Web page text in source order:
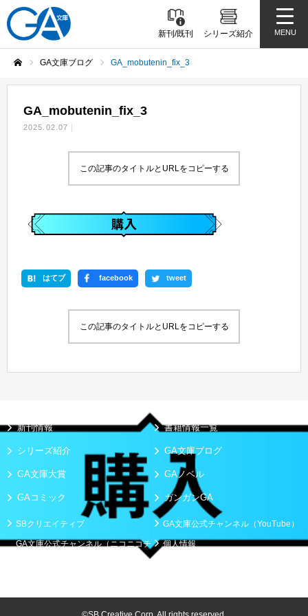
新刊/既刊 シリーズ紹介 MENU
GA文庫ブログ GA_mobutenin_fix_3
GA_mobutenin_fix_3
2025.02.07
この記事のタイトルとURLをコピーする
はてブ facebook tweet
この記事のタイトルとURLをコピーする
新刊情報 書籍情報一覧
シリーズ紹介 GA文庫ブログ
GA文庫大賞 GAノベル
GAコミック ガンガンGA
SBクリエイティブ GA文庫公式チャンネル（YouTube）
GA文庫公式チャンネル（ニコニコチ
個人情報